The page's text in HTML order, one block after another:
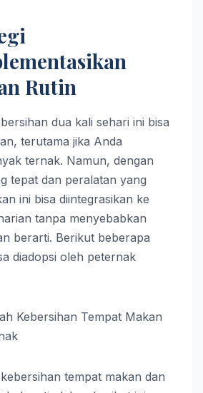
Rutin
dua kali sehari ini bisa
terutama jika Anda
ternak. Namun, dengan
tepat dan peralatan yang
ini bisa diintegrasikan ke
tanpa menyebabkan
berarti. Berikut beberapa
diadopsi oleh peternak
Kebersihan Tempat Makan
tempat makan dan